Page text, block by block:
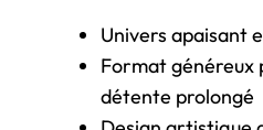
Univers apaisant
Format généreux
détente prolongé